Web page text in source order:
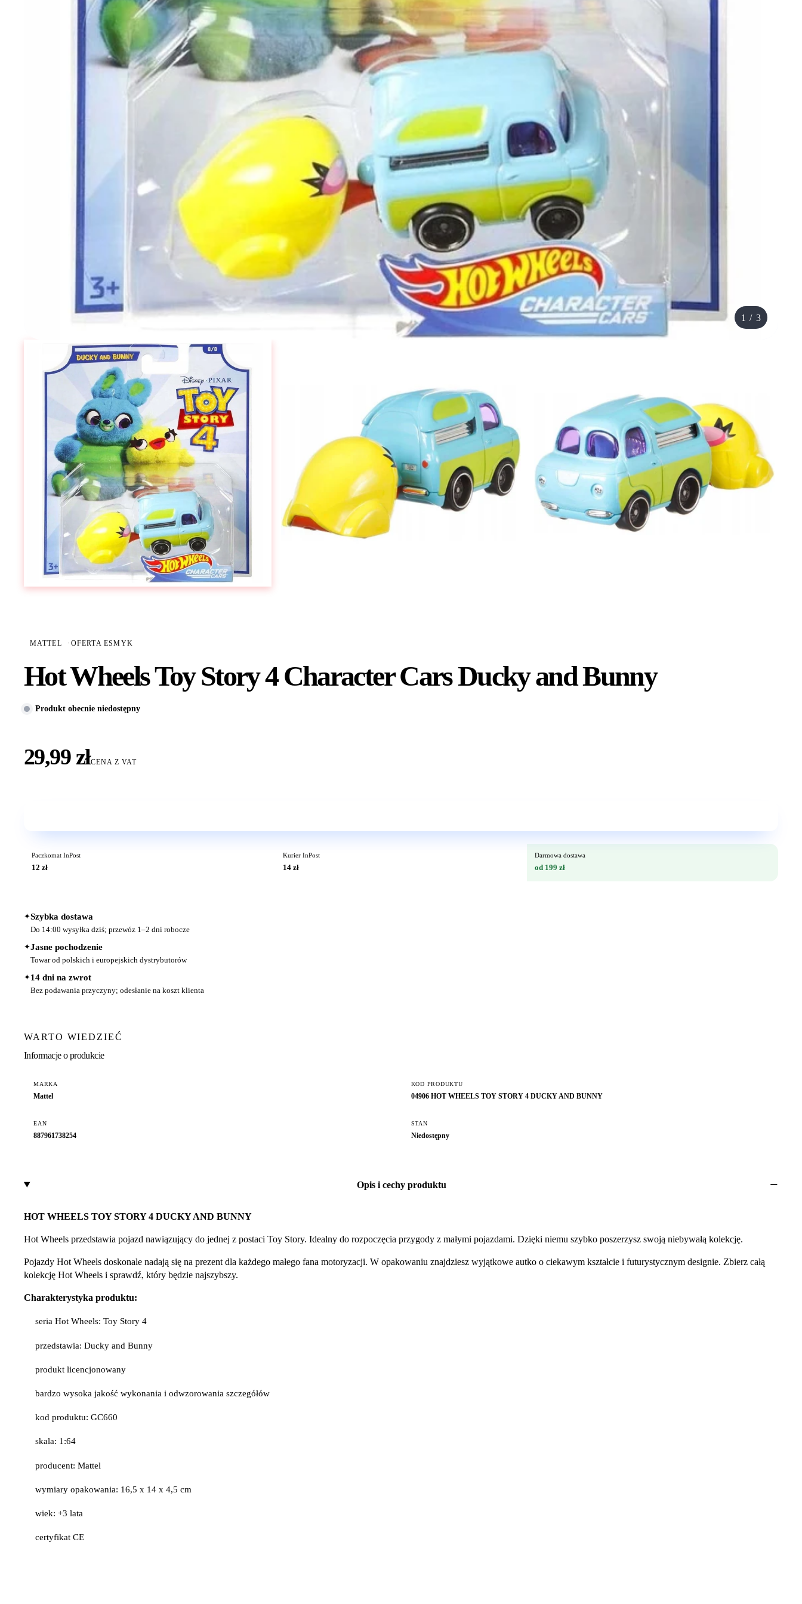
1 / 3
MATTEL · OFERTA ESMYK
Hot Wheels Toy Story 4 Character Cars Ducky and Bunny
Produkt obecnie niedostępny
29,99 złCENA Z VAT
Paczkomat InPost
12 zł
Kurier InPost
14 zł
Darmowa dostawa
od 199 zł
✦Szybka dostawa
Do 14:00 wysyłka dziś; przewóz 1–2 dni robocze
✦Jasne pochodzenie
Towar od polskich i europejskich dystrybutorów
✦14 dni na zwrot
Bez podawania przyczyny; odesłanie na koszt klienta
WARTO WIEDZIEĆ
Informacje o produkcie
MARKA
Mattel
KOD PRODUKTU
04906 HOT WHEELS TOY STORY 4 DUCKY AND BUNNY
EAN
887961738254
STAN
Niedostępny
Opis i cechy produktu
HOT WHEELS TOY STORY 4 DUCKY AND BUNNY
Hot Wheels przedstawia pojazd nawiązujący do jednej z postaci Toy Story. Idealny do rozpoczęcia przygody z małymi pojazdami. Dzięki niemu szybko poszerzysz swoją niebywałą kolekcję.
Pojazdy Hot Wheels doskonale nadają się na prezent dla każdego małego fana motoryzacji. W opakowaniu znajdziesz wyjątkowe autko o ciekawym kształcie i futurystycznym designie. Zbierz całą
kolekcję Hot Wheels i sprawdź, który będzie najszybszy.
Charakterystyka produktu:
seria Hot Wheels: Toy Story 4
przedstawia: Ducky and Bunny
produkt licencjonowany
bardzo wysoka jakość wykonania i odwzorowania szczegółów
kod produktu: GC660
skala: 1:64
producent: Mattel
wymiary opakowania: 16,5 x 14 x 4,5 cm
wiek: +3 lata
certyfikat CE